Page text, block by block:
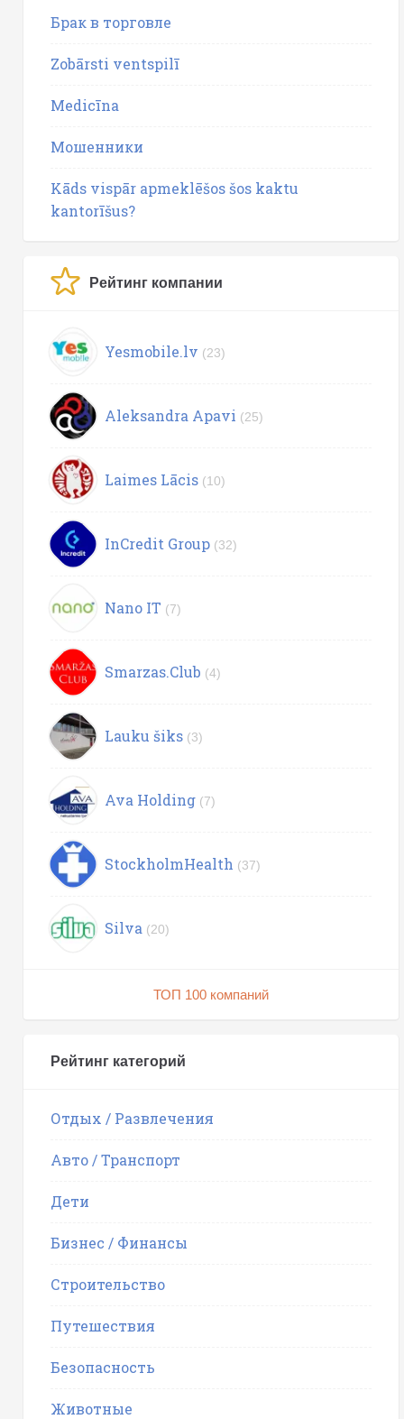
Брак в торговле
Zobārsti ventspilī
Medicīna
Мошенники
Kāds vispār apmeklēšos šos kaktu
kantorīšus?
Рейтинг компании
Yesmobile.lv (23)
Aleksandra Apavi (25)
Laimes Lācis (10)
InCredit Group (32)
Nano IT (7)
Smarzas.Club (4)
Lauku šiks (3)
Ava Holding (7)
StockholmHealth (37)
Silva (20)
ТОП 100 компаний
Рейтинг категорий
Отдых / Развлечения
Авто / Транспорт
Дети
Бизнес / Финансы
Строительство
Путешествия
Безопасность
Животные